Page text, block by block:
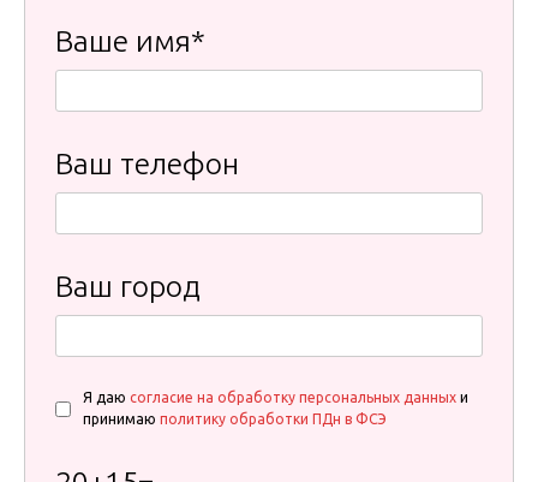
Ваше имя*
Ваш телефон
Ваш город
Я даю согласие на обработку персональных данных и
принимаю политику обработки ПДн в ФСЭ